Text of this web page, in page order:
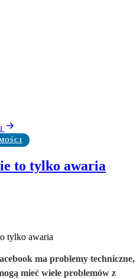
to tylko awaria
ma problemy techniczne,
mieć wiele problemów z